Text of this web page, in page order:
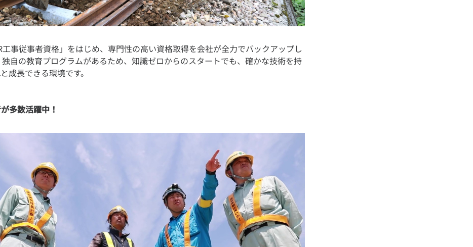
工事従事者資格」をはじめ、専門性の高い資格取得を会社が全力でバックアップし
独自の教育プログラムがあるため、知識ゼロからのスタートでも、確かな技術を持
多数活躍中！